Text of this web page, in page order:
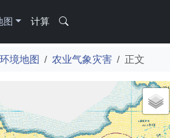
图 计算
境地图 农业气象灾害 正文